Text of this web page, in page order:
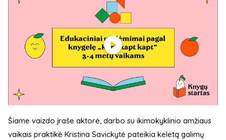
Šiame vaizdo įraše aktorė, darbo su ikimokyklinio amžiaus
vaikais praktikė Kristina Savickytė pateikia keletą galimų